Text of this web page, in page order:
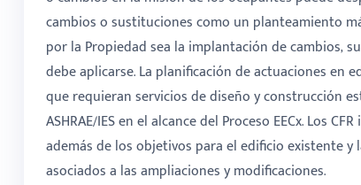
cambios o sustituciones como un planteamiento
por la Propiedad sea la implantación de cambios,
debe aplicarse. La planificación de actuaciones en
que requieran servicios de diseño y construcción
ASHRAE/IES en el alcance del Proceso EECx. Los
además de los objetivos para el edificio existente
asociados a las ampliaciones y modificaciones.